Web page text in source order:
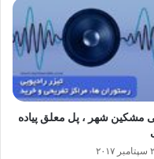
مشکین شهر ، پل معلق پیاده
۲۰۱۷